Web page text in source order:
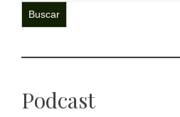
Buscar
Podcast